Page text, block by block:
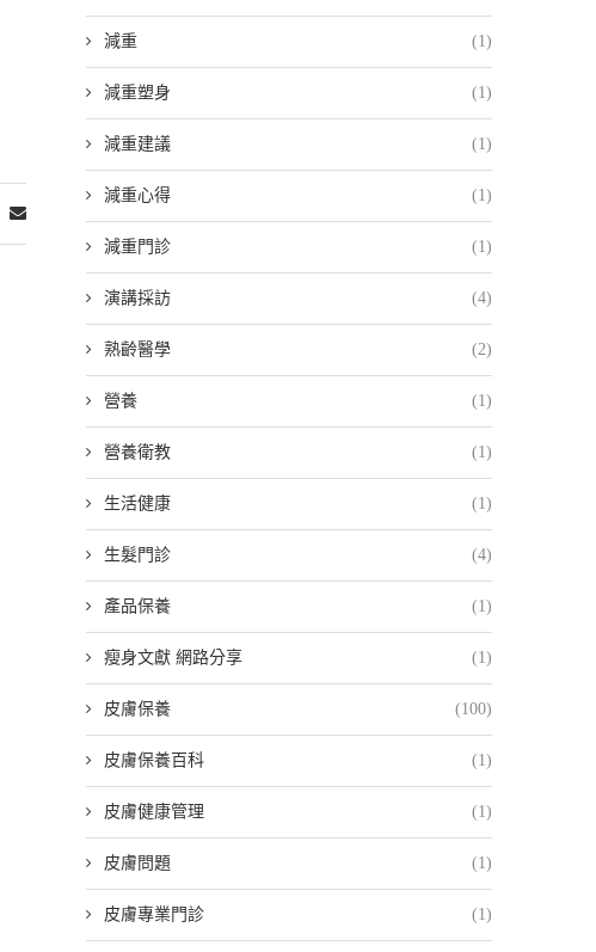
減重 (1)
減重塑身 (1)
減重建議 (1)
減重心得 (1)
減重門診 (1)
演講採訪 (4)
熟齡醫學 (2)
營養 (1)
營養衛教 (1)
生活健康 (1)
生髮門診 (4)
產品保養 (1)
瘦身文獻 網路分享 (1)
皮膚保養 (100)
皮膚保養百科 (1)
皮膚健康管理 (1)
皮膚問題 (1)
皮膚專業門診 (1)